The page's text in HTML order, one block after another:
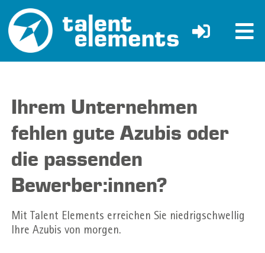
Ihrem Unternehmen
fehlen gute Azubis oder
die passenden
Bewerber:innen?
Mit Talent Elements erreichen Sie niedrigschwellig
Ihre Azubis von morgen.